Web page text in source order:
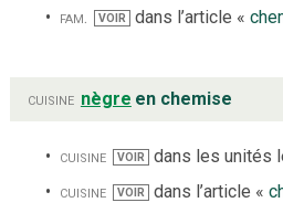
fam.
VOIR dans l’article «
cuisine nègre en chemise
cuisine VOIR dans les unités
cuisine
VOIR dans l’article «